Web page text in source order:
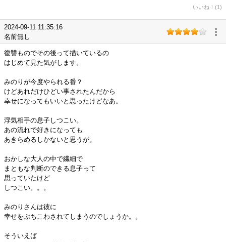
いいね！(1)
2024-09-11 11:35:16
名前無し
復讐ものでその後って描いているの
はじめて見た気がします。
みのりが今度やられる番？
けどあれだけひどい事されたんだから
幸せになってもいいと思ったけどなあ。
浮気相手の息子しつこい。
あの流れで好きになっても
あきらめるしかないと思うが。
おかしな大人の中で繊細で
まともな判断のできる息子って
思っていたけど
しつこい。。。
みのりさんは彼に
幸せをぶちこわされてしまうのでしょうか。。
そういえば